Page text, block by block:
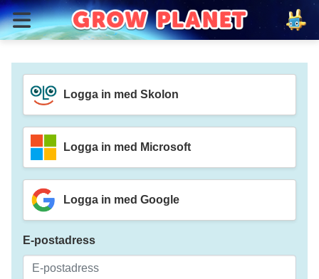
Logga in med Skolon
Logga in med Microsoft
Logga in med Google
E-postadress